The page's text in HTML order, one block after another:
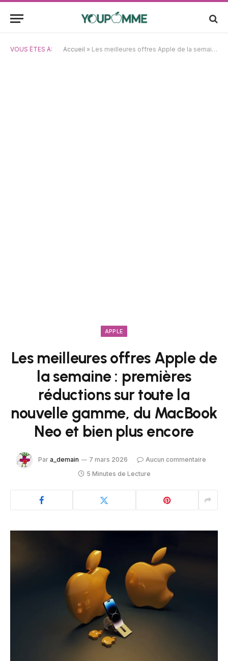
VOUS ÊTES À: Accueil » Les meilleures offres Apple de la semaine : premières réductions sur toute la nouvelle gamme, du MacBook Neo et bien plus encore
APPLE
Les meilleures offres Apple de
la semaine : premières
réductions sur toute la
nouvelle gamme, du MacBook
Neo et bien plus encore
Par a_demain 7 mars 2026
Aucun commentaire
5 Minutes de Lecture